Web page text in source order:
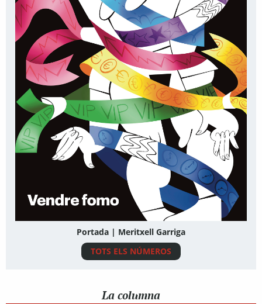
Portada | Meritxell Garriga
TOTS ELS NÚMEROS
La columna